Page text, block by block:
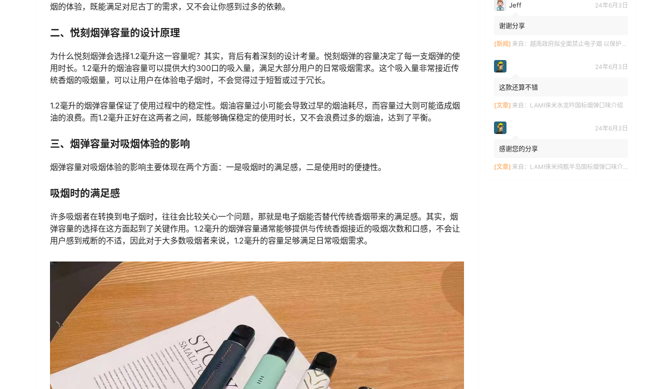
烟的体验，既能满足对尼古丁的需求，又不会让你感到过多的依赖。
二、悦刻烟弹容量的设计原理
为什么悦刻烟弹会选择1.2毫升这一容量呢？其实，背后有着深刻的设计考量。悦刻烟弹的容量决定了每一支烟弹的使
用时长。1.2毫升的烟油容量可以提供大约300口的吸入量，满足大部分用户的日常吸烟需求。这个吸入量非常接近传
统香烟的吸烟量，可以让用户在体验电子烟时，不会觉得过于短暂或过于冗长。
1.2毫升的烟弹容量保证了使用过程中的稳定性。烟油容量过小可能会导致过早的烟油耗尽，而容量过大则可能造成烟
油的浪费。而1.2毫升正好在这两者之间，既能够确保稳定的使用时长，又不会浪费过多的烟油，达到了平衡。
三、烟弹容量对吸烟体验的影响
烟弹容量对吸烟体验的影响主要体现在两个方面：一是吸烟时的满足感，二是使用时的便捷性。
吸烟时的满足感
许多吸烟者在转换到电子烟时，往往会比较关心一个问题，那就是电子烟能否替代传统香烟带来的满足感。其实，烟
弹容量的选择在这方面起到了关键作用。1.2毫升的烟弹容量通常能够提供与传统香烟接近的吸烟次数和口感，不会让
用户感到戒断的不适，因此对于大多数吸烟者来说，1.2毫升的容量足够满足日常吸烟需求。
Jeff 24年6月3日
谢谢分享
[新闻] 来自： 越南政府拟全面禁止电子烟 以保护青少年健康
24年6月3日
这款还算不错
[文章] 来自： LAMI徕米水龙吟国标烟弹口味介绍
24年6月3日
感谢您的分享
[文章] 来自： LAMI徕米纯甄半岛国标烟弹口味介绍